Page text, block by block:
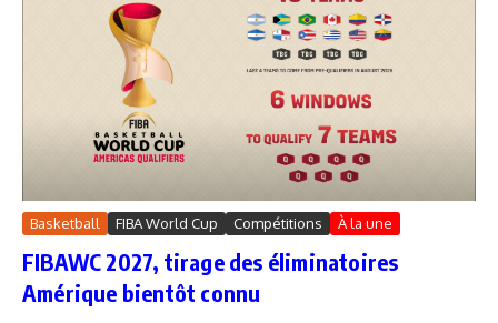
Basketball FIBA World Cup Compétitions À la une
FIBAWC 2027, tirage des éliminatoires
Amérique bientôt connu